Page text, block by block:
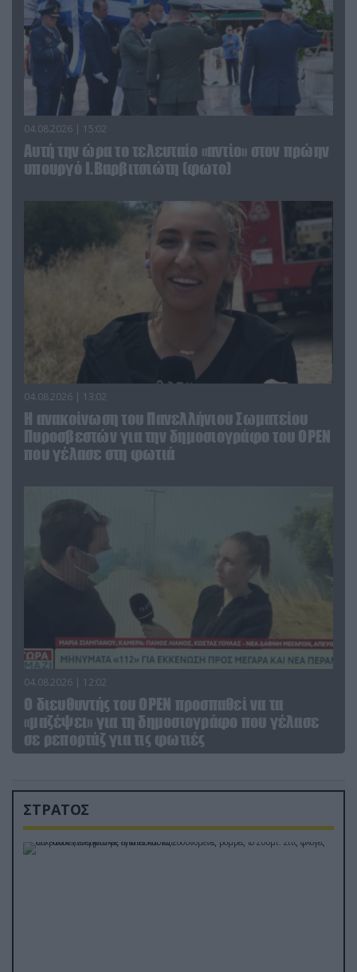
04.08.2026 | 15:02
Αυτή την ώρα το τελευταίο «αντίο» στον πρώην
υπουργό Ι.Βαρβιτσιώτη (φωτο)
04.08.2026 | 13:02
Η ανακοίνωση του Πανελλήνιου Σωματείου
Πυροσβεστών για την δημοσιογράφο του OPEN
που γέλασε στη φωτιά
04.08.2026 | 12:02
O διευθυντής του OPEN προσπαθεί να τα
«μαζέψει» για τη δημοσιογράφο που γέλασε
σε ρεπορτάζ για τις φωτιές
ΣΤΡΑΤΟΣ